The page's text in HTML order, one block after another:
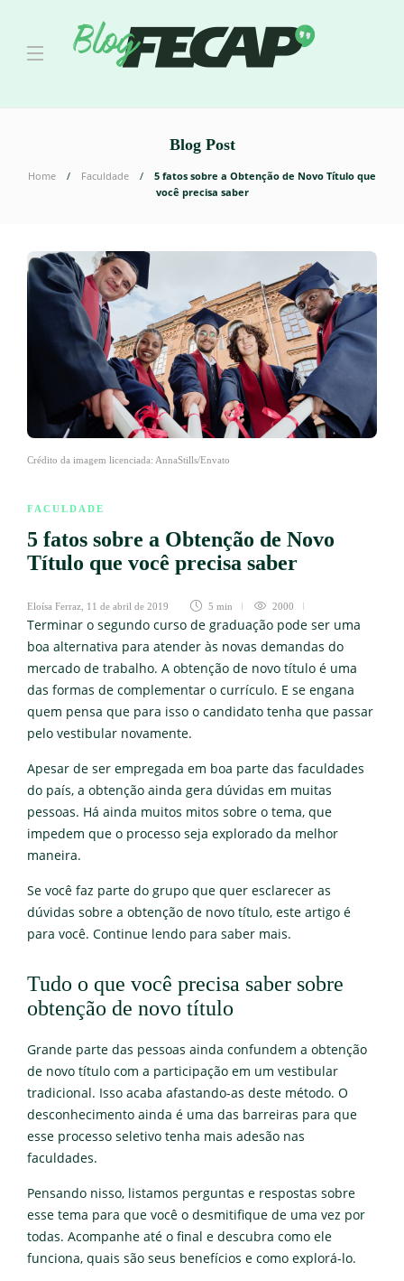
Blog Post
Home Faculdade
5 fatos sobre a Obtenção de Novo Título que
você precisa saber
Crédito da imagem licenciada: AnnaStills/Envato
FACULDADE
5 fatos sobre a Obtenção de Novo
Título que você precisa saber
Eloísa Ferraz 11 de abril de 2019 5 min 2000
Terminar o segundo curso de graduação pode ser uma
boa alternativa para atender às novas demandas do
mercado de trabalho. A obtenção de novo título é uma
das formas de complementar o currículo. E se engana
quem pensa que para isso o candidato tenha que passar
pelo vestibular novamente.
Apesar de ser empregada em boa parte das faculdades
do país, a obtenção ainda gera dúvidas em muitas
pessoas. Há ainda muitos mitos sobre o tema, que
impedem que o processo seja explorado da melhor
maneira.
Se você faz parte do grupo que quer esclarecer as
dúvidas sobre a obtenção de novo título, este artigo é
para você. Continue lendo para saber mais.
Tudo o que você precisa saber sobre
obtenção de novo título
Grande parte das pessoas ainda confundem a obtenção
de novo título com a participação em um vestibular
tradicional. Isso acaba afastando-as deste método. O
desconhecimento ainda é uma das barreiras para que
esse processo seletivo tenha mais adesão nas
faculdades.
Pensando nisso, listamos perguntas e respostas sobre
esse tema para que você o desmitifique de uma vez por
todas. Acompanhe até o final e descubra como ele
funciona, quais são seus benefícios e como explorá-lo.